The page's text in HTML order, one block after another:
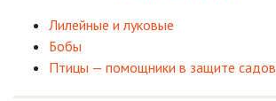
Лилейные и луковые
Бобы
Птицы — помощники в защите садов